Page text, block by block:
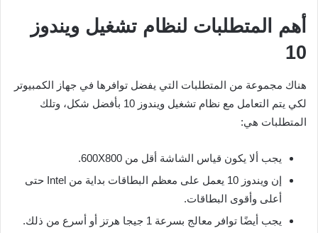
أهم المتطلبات لنظام تشغيل ويندوز
10
هناك مجموعة من المتطلبات التي يفضل توافرها في جهاز الكمبيوتر
لكي يتم التعامل مع نظام تشغيل ويندوز 10 بأفضل شكل، وتلك
المتطلبات هي:
يجب ألا يكون قياس الشاشة أقل من 600X800.
إن ويندوز 10 يعمل على معظم البطاقات بداية من Intel حتى
أعلى وأقوى البطاقات.
يجب أيضًا توافر معالج بسرعة 1 جيجا هرتز أو أسرع من ذلك.